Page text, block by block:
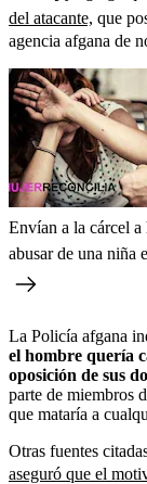
del atacante, que
agencia afgana de
Envían a la cárcel a
abusar de una niña
La Policía afgana
el hombre quería
oposición de sus
parte de miembros
que mataría a
Otras fuentes
aseguró que el